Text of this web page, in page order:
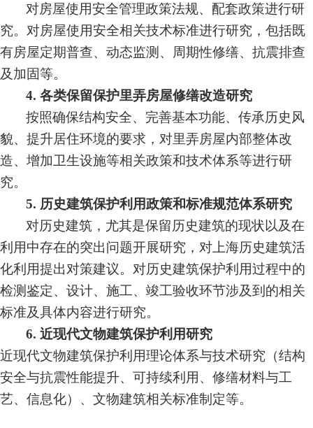
对房屋使用安全管理政策法规、配套政策进行研
究。对房屋使用安全相关技术标准进行研究，包括既
有房屋定期普查、动态监测、周期性修缮、抗震排查
及加固等。
4. 各类保留保护里弄房屋修缮改造研究
按照确保结构安全、完善基本功能、传承历史风
貌、提升居住环境的要求，对里弄房屋内部整体改
造、增加卫生设施等相关政策和技术体系等进行研
究。
5. 历史建筑保护利用政策和标准规范体系研究
对历史建筑，尤其是保留历史建筑的现状以及在
利用中存在的突出问题开展研究，对上海历史建筑活
化利用提出对策建议。对历史建筑保护利用过程中的
检测鉴定、设计、施工、竣工验收环节涉及到的相关
标准及具体内容进行研究。
6. 近现代文物建筑保护利用研究
近现代文物建筑保护利用理论体系与技术研究（结构
安全与抗震性能提升、可持续利用、修缮材料与工
艺、信息化）、文物建筑相关标准制定等。